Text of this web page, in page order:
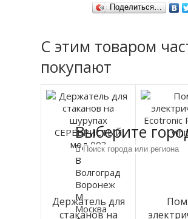
Поделиться…
С этим товаром
покупают
Держатель для
стаканов на
Выберите
В
Волгоград
Воронеж
М
Москва